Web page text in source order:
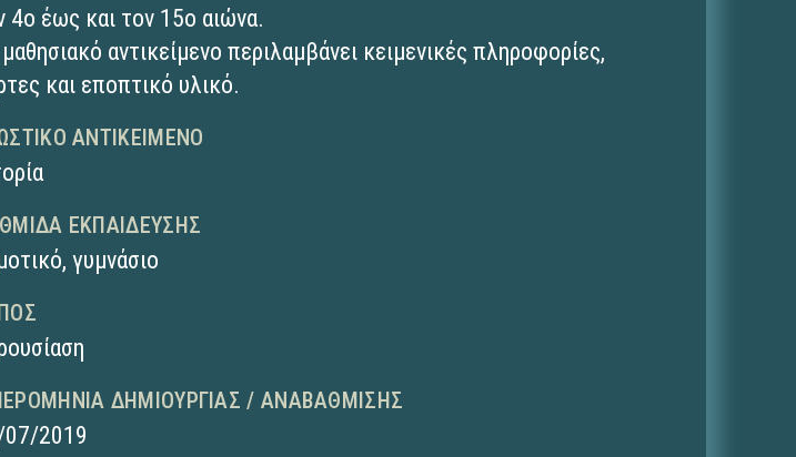
4ο έως και τον 15ο αιώνα.
αντικείμενο περιλαμβάνει κειμενικές πληροφορίες,
και εποπτικό υλικό.
ΑΝΤΙΚΕΊΜΕΝΟ
ΕΚΠΑΊΔΕΥΣΗΣ
,γυμνάσιο
ΔΗΜΙΟΥΡΓΊΑΣ / ΑΝΑΒΆΘΜΙΣΗΣ
2019